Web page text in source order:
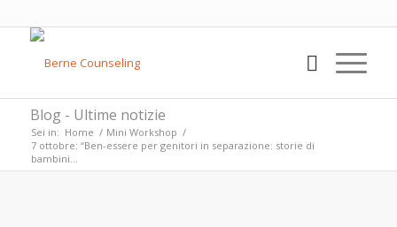
Blog - Ultime notizie
Sei in: Home / Mini Workshop /
7 ottobre: “Ben-essere per genitori in separazione: storie di
bambini...